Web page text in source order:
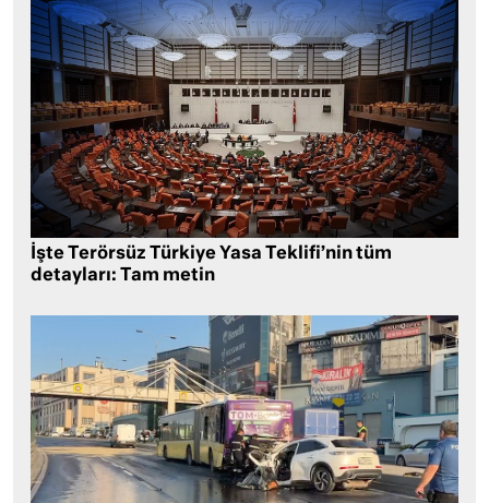
İşte Terörsüz Türkiye Yasa Teklifi’nin tüm
detayları: Tam metin